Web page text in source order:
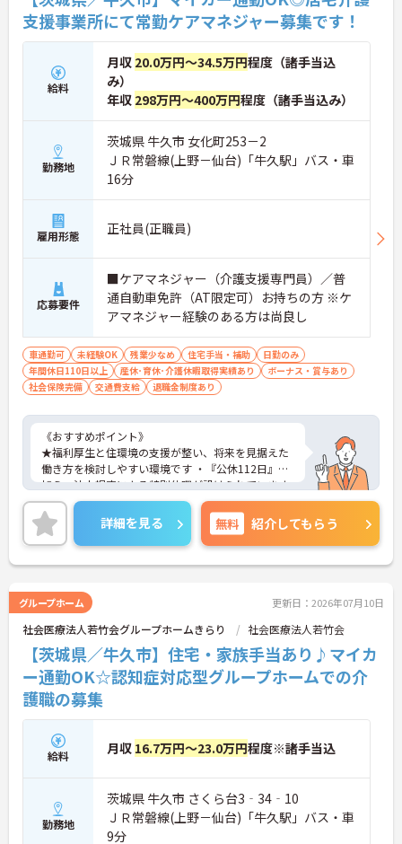
支援事業所にて常勤ケアマネジャー募集です！
給料
月収 20.0万円～34.5万円程度（諸手当込
み）
年収 298万円～400万円程度（諸手当込み）
勤務地
茨城県 牛久市 女化町253－2
ＪＲ常磐線(上野－仙台)「牛久駅」バス・車
16分
雇用形態 正社員(正職員)
応募要件
■ケアマネジャー（介護支援専門員）／普
通自動車免許（AT限定可）お持ちの方 ※ケ
アマネジャー経験のある方は尚良し
車通勤可 未経験OK 残業少なめ 住宅手当・補助
日勤のみ
年間休日110日以上
産休･育休･介護休暇取得実績あり
ボーナス・賞与あり
社会保険完備
交通費支給 退職金制度あり
《おすすめポイント》
★福利厚生と住環境の支援が整い、将来を見据えた
働き方を検討しやすい環境です ・『公休112日』に
加え、法人規定による特別休暇が設けられています
・住宅手当や住宅補助制度、社宅の利用が可能です
・退職金制度や扶養手当など、長期勤務を支える制
度が整っています
★段階的な教育体制と資格支援により、着実な成長
を目指せる環境です ・担当職員による育成体制のも
資格取得にかかる費用を法人がサポートしています
・OJTに加え、外部研修やオンライン研修への参加
機会があります
★法人内で多様な経験を積みながら、自分らしいキ
ャリア形成を描ける環境です ・特別養護老人ホー
ム、グループホーム、デイサービス、居宅介護支援
事業所を運営しています ・サービス形態の異なる事
業所への異動相談が可能です ・すべての事業所が同
★地域に根差した在宅支援の窓口として、多職種連
携を実践できる環境です ・ケアプラン作成からサー
ビス調整まで在宅生活を総合的に支援しています ・
介護保険の申請支援や各種相談対応を行っています
・地域福祉サービスや介護用品の紹介など、幅広い
支援に携わることができます
ご興味ある方には、面接対策ポイントなど、さらに
詳細を見る 無料 紹介してもらう
グループホーム 更新日：2026年07月10日
社会医療法人若竹会グループホームきらり 社会医療法人若竹会
【茨城県／牛久市】住宅・家族手当あり♪マイカ
ー通勤OK☆認知症対応型グループホームでの介
護職の募集
給料 月収 16.7万円～23.0万円程度※諸手当込
勤務地
茨城県 牛久市 さくら台3‐34‐10
ＪＲ常磐線(上野－仙台)「牛久駅」バス・車
9分